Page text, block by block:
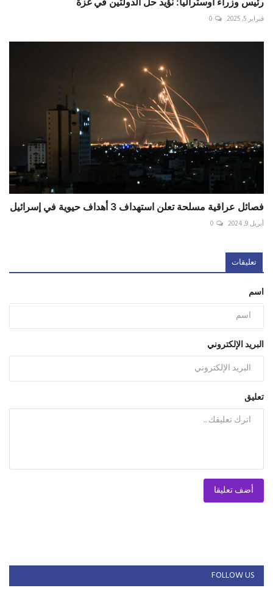
فبراير 5, 2025 0
فصائل عراقية مسلحة تعلن استهداف 3 أهداف حيوية في إسرائيل
أبريل 9, 2024 0
تعليقات
اسم
البريد الإلكتروني
تعليق
أضف تعليقا
FOLLOW US